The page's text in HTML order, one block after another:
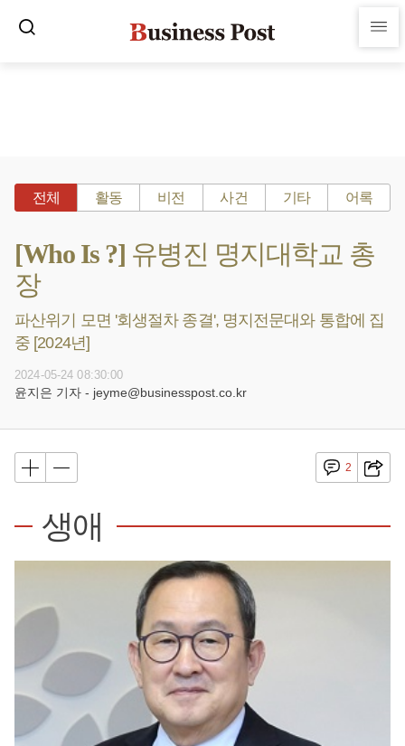
전체 활동 비전 사건 기타 어록
[Who Is ?] 유병진 명지대학교 총
장
파산위기 모면 '회생절차 종결', 명지전문대와 통합에 집
중 [2024년]
2024-05-24 08:30:00
윤지은 기자 - jeyme@businesspost.co.kr
2
생애